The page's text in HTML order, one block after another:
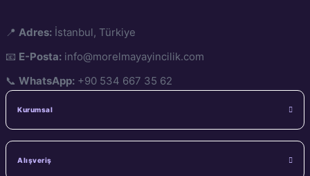
📍 Adres: İstanbul, Türkiye
📧 E-Posta: info@morelmayayincilik.com
📞 WhatsApp: +90 534 667 35 62
Kurumsal
Alışveriş